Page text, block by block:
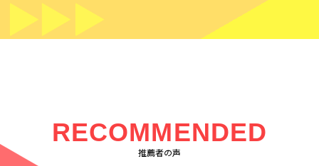
RECOMMENDED
推薦者の声